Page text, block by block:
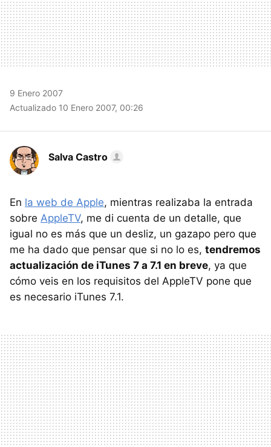
9 Enero 2007
Actualizado 10 Enero 2007, 00:26
Salva Castro
En la web de Apple, mientras realizaba la entrada
sobre AppleTV, me di cuenta de un detalle, que
igual no es más que un desliz, un gazapo pero que
me ha dado que pensar que si no lo es, tendremos
actualización de iTunes 7 a 7.1 en breve, ya que
cómo veis en los requisitos del AppleTV pone que
es necesario iTunes 7.1.